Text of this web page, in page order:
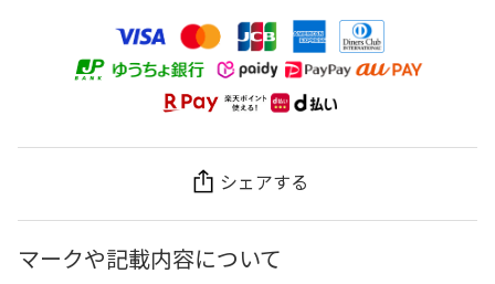
シェアする
マークや記載内容について